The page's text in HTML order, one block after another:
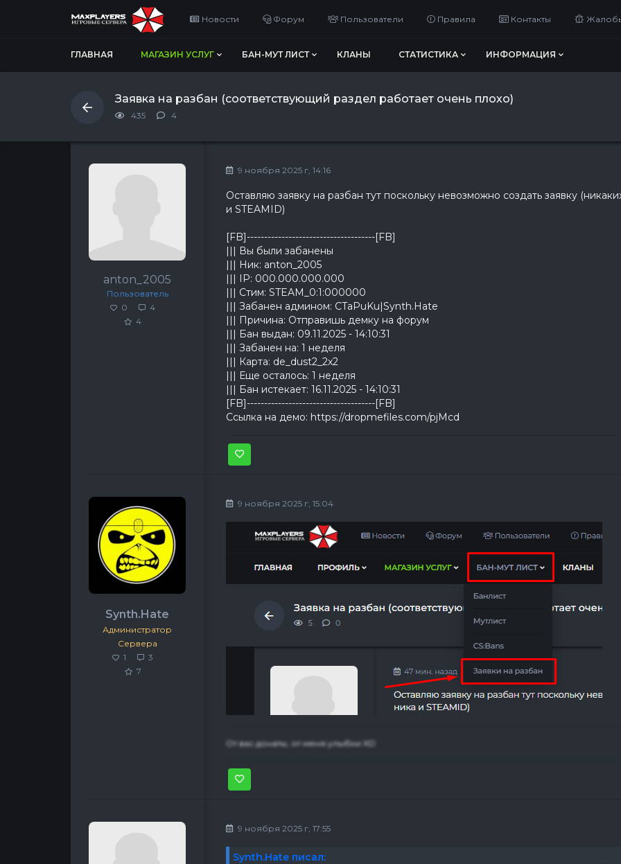
Новости Форум Пользователи Правила Контакты
ГЛАВНАЯ МАГАЗИН УСЛУГ БАН-МУТ ЛИСТ КЛАНЫ СТАТИСТИКА ИНФОРМАЦИЯ
Заявка на разбан (соответствующий раздел работает очень плохо)
435 4
anton_2005
Пользователь
0
4
4
9 ноября 2025 г, 14:16
Оставляю заявку на разбан тут поскольку невозможно создать заявку
и STEAMID)
[FB]-------------------------------------[FB]
||| Вы были забанены
||| Ник: anton_2005
||| IP: 000.000.000.000
||| Стим: STEAM_0:1:000000
||| Забанен админом: CTaPuKu|Synth.Hate
||| Причина: Отправишь демку на форум
||| Бан выдан: 09.11.2025 - 14:10:31
||| Забанен на: 1 неделя
||| Карта: de_dust2_2x2
||| Еще осталось: 1 неделя
||| Бан истекает: 16.11.2025 - 14:10:31
[FB]-------------------------------------[FB]
Ссылка на демо: https://dropmefiles.com/pjMcd
Synth.Hate
Администратор
Сервера
1
3
7
9 ноября 2025 г, 15:04
От вас донаты, от меня улыбки XD
9 ноября 2025 г, 17:55
Synth.Hate писал: